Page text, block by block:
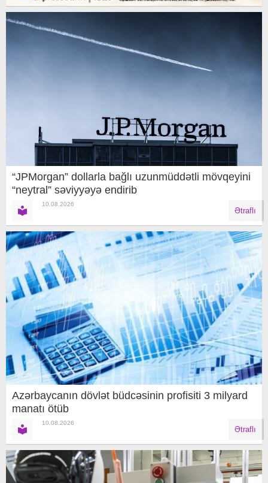
“JPMorgan” dollarla bağlı uzunmüddətli mövqeyini
“neytral” səviyyəyə endirib
10.08.2026
Ətraflı
Azərbaycanın dövlət büdcəsinin profisiti 3 milyard
manatı ötüb
10.08.2026
Ətraflı